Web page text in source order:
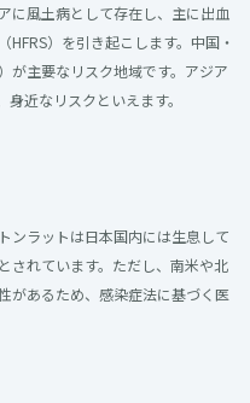
に風土病として存在し、主に出血
）を引き起こします。中国・
が主要なリスク地域です。アジア
近なリスクといえます。
ンラットは日本国内には生息して
されています。ただし、南米や北
があるため、感染症法に基づく医